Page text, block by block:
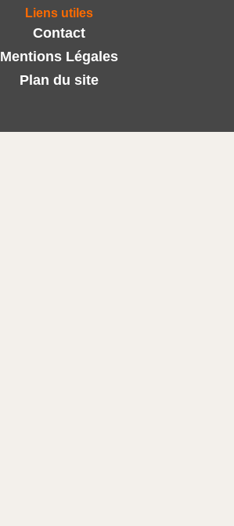
o
k
t
e
r e
Liens utiles
Contact
Mentions Légales
Plan du site